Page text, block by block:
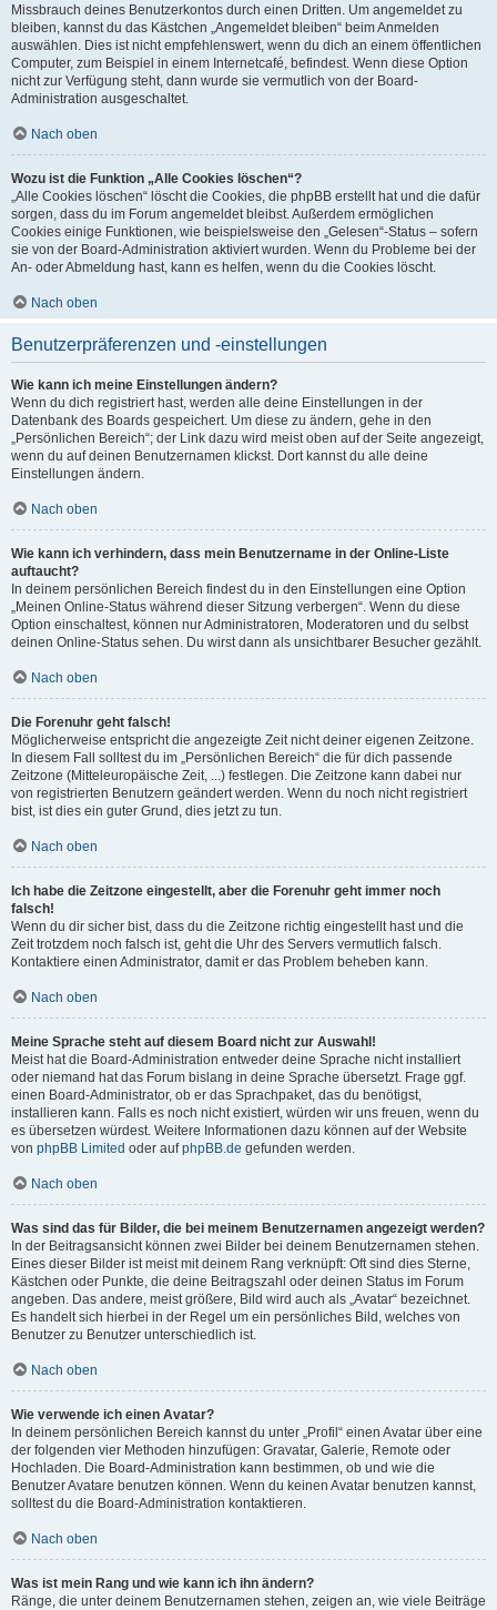
Missbrauch deines Benutzerkontos durch einen Dritten. Um angemeldet zu
bleiben, kannst du das Kästchen „Angemeldet bleiben“ beim Anmelden
auswählen. Dies ist nicht empfehlenswert, wenn du dich an einem öffentlichen
Computer, zum Beispiel in einem Internetcafé, befindest. Wenn diese Option
nicht zur Verfügung steht, dann wurde sie vermutlich von der Board-
Administration ausgeschaltet.
Nach oben
Wozu ist die Funktion „Alle Cookies löschen“?
„Alle Cookies löschen“ löscht die Cookies, die phpBB erstellt hat und die dafür
sorgen, dass du im Forum angemeldet bleibst. Außerdem ermöglichen
Cookies einige Funktionen, wie beispielsweise den „Gelesen“-Status – sofern
sie von der Board-Administration aktiviert wurden. Wenn du Probleme bei der
An- oder Abmeldung hast, kann es helfen, wenn du die Cookies löscht.
Nach oben
Benutzerpräferenzen und -einstellungen
Wie kann ich meine Einstellungen ändern?
Wenn du dich registriert hast, werden alle deine Einstellungen in der
Datenbank des Boards gespeichert. Um diese zu ändern, gehe in den
„Persönlichen Bereich“; der Link dazu wird meist oben auf der Seite angezeigt,
wenn du auf deinen Benutzernamen klickst. Dort kannst du alle deine
Einstellungen ändern.
Nach oben
Wie kann ich verhindern, dass mein Benutzername in der Online-Liste
auftaucht?
In deinem persönlichen Bereich findest du in den Einstellungen eine Option
„Meinen Online-Status während dieser Sitzung verbergen“. Wenn du diese
Option einschaltest, können nur Administratoren, Moderatoren und du selbst
deinen Online-Status sehen. Du wirst dann als unsichtbarer Besucher gezählt.
Nach oben
Die Forenuhr geht falsch!
Möglicherweise entspricht die angezeigte Zeit nicht deiner eigenen Zeitzone.
In diesem Fall solltest du im „Persönlichen Bereich“ die für dich passende
Zeitzone (Mitteleuropäische Zeit, ...) festlegen. Die Zeitzone kann dabei nur
von registrierten Benutzern geändert werden. Wenn du noch nicht registriert
bist, ist dies ein guter Grund, dies jetzt zu tun.
Nach oben
Ich habe die Zeitzone eingestellt, aber die Forenuhr geht immer noch
falsch!
Wenn du dir sicher bist, dass du die Zeitzone richtig eingestellt hast und die
Zeit trotzdem noch falsch ist, geht die Uhr des Servers vermutlich falsch.
Kontaktiere einen Administrator, damit er das Problem beheben kann.
Nach oben
Meine Sprache steht auf diesem Board nicht zur Auswahl!
Meist hat die Board-Administration entweder deine Sprache nicht installiert
oder niemand hat das Forum bislang in deine Sprache übersetzt. Frage ggf.
einen Board-Administrator, ob er das Sprachpaket, das du benötigst,
installieren kann. Falls es noch nicht existiert, würden wir uns freuen, wenn du
es übersetzen würdest. Weitere Informationen dazu können auf der Website
von phpBB Limited oder aufphpBB.de gefunden werden.
Nach oben
Was sind das für Bilder, die bei meinem Benutzernamen angezeigt werden?
In der Beitragsansicht können zwei Bilder bei deinem Benutzernamen stehen.
Eines dieser Bilder ist meist mit deinem Rang verknüpft: Oft sind dies Sterne,
Kästchen oder Punkte, die deine Beitragszahl oder deinen Status im Forum
angeben. Das andere, meist größere, Bild wird auch als „Avatar“ bezeichnet.
Es handelt sich hierbei in der Regel um ein persönliches Bild, welches von
Benutzer zu Benutzer unterschiedlich ist.
Nach oben
Wie verwende ich einen Avatar?
In deinem persönlichen Bereich kannst du unter „Profil“ einen Avatar über eine
der folgenden vier Methoden hinzufügen: Gravatar, Galerie, Remote oder
Hochladen. Die Board-Administration kann bestimmen, ob und wie die
Benutzer Avatare benutzen können. Wenn du keinen Avatar benutzen kannst,
solltest du die Board-Administration kontaktieren.
Nach oben
Was ist mein Rang und wie kann ich ihn ändern?
Ränge, die unter deinem Benutzernamen stehen, zeigen an, wie viele Beiträge